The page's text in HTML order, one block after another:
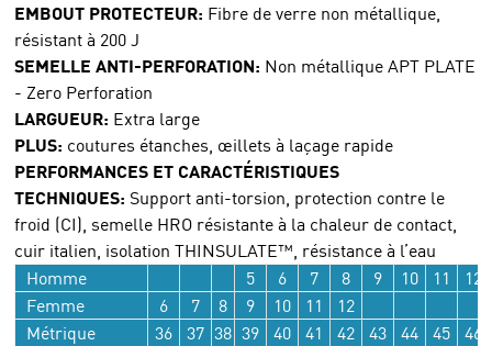
EMBOUT PROTECTEUR: Fibre de verre non métallique,
résistant à 200 J
SEMELLE ANTI-PERFORATION: Non métallique APT PLATE
- Zero Perforation
LARGUEUR: Extra large
PLUS: coutures étanches, œillets à laçage rapide
PERFORMANCES ET CARACTÉRISTIQUES
TECHNIQUES: Support anti-torsion, protection contre le
froid (CI), semelle HRO résistante à la chaleur de contact,
cuir italien, isolation THINSULATE™, résistance à l’eau
Homme
5 6 7 8 9 10 11
12
Femme
6 7 8 9 10 11
12
Métrique
36 37 38 39 40 41 42 43 44 45
46